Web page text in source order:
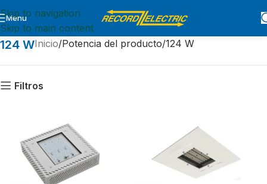
Skip to navigation
Skip to main content
Menu
124 WInicio Potencia del producto 124 W
Filtros